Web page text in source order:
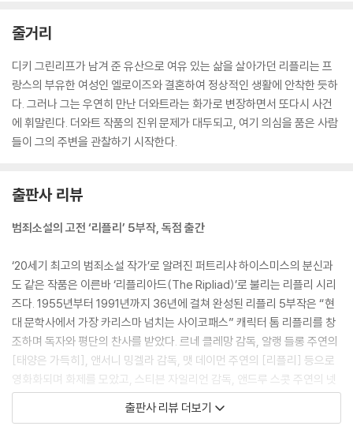
줄거리
디키 그린리프가 남겨 준 유산으로 여유 있는 삶을 살아가던 리플리는 프
랑스의 부유한 여성인 엘로이즈와 결혼하여 정상적인 생활에 안착한 듯하
다. 그러나 그는 우연히 만난 더와트라는 화가로 변장하면서 또다시 사건
에 휘말린다. 더와트 작품의 진위 문제가 대두되고, 여기 의심을 품은 사람
들이 그의 주변을 관찰하기 시작한다.
출판사 리뷰
범죄소설의 고전 ‘리플리’ 5부작, 독점 출간
‘20세기 최고의 범죄소설 작가’로 알려진 퍼트리샤 하이스미스의 분신과
도 같은 작품은 이른바 ‘리플리아드(The Ripliad)’로 불리는 리플리 시리
즈다. 1955년부터 1991년까지 36년에 걸쳐 완성된 리플리 5부작은 “현
대 문학사에서 가장 카리스마 넘치는 사이코패스” 캐릭터 톰 리플리를 창
조하며 독자와 평단의 찬사를 받았다. 르네 클레망 감독, 알랭 들롱 주연의
[태양은 가득히], 앤서니 밍겔라 감독, 맷 데이먼 주연의 [리플리] 등으로
영화화되며 화제를 모았고, 스티븐 자일리언 감독, 앤드루 스콧 주연의 넷
플릭스 시리즈 [리플리]가 연내 공개를 앞두고 있다.
출판사 리뷰 더보기